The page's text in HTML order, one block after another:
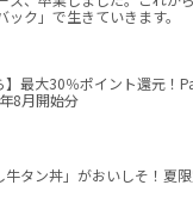
ック」で生きていきます。
】最大30％ポイント還元！
8月開始分
牛タン丼」がおいしそ！夏